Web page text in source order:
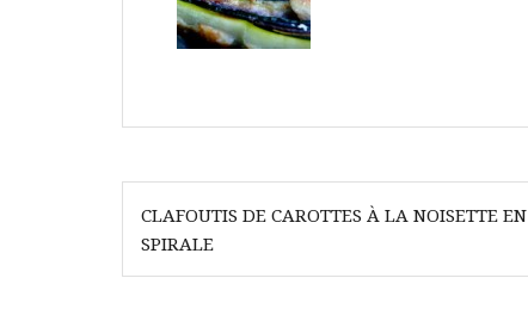
Navigation
de
l’article
CLAFOUTIS DE CAROTTES À LA NOISETTE EN
SPIRALE